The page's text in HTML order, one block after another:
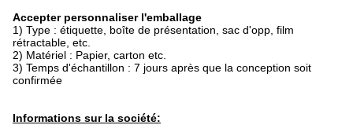
Accepter personnaliser l'emballage
1) Type : étiquette, boîte de présentation, sac d'opp, film
rétractable, etc.
2) Matériel : Papier, carton etc.
3) Temps d'échantillon : 7 jours après que la conception soit
confirmée
Informations sur la société: